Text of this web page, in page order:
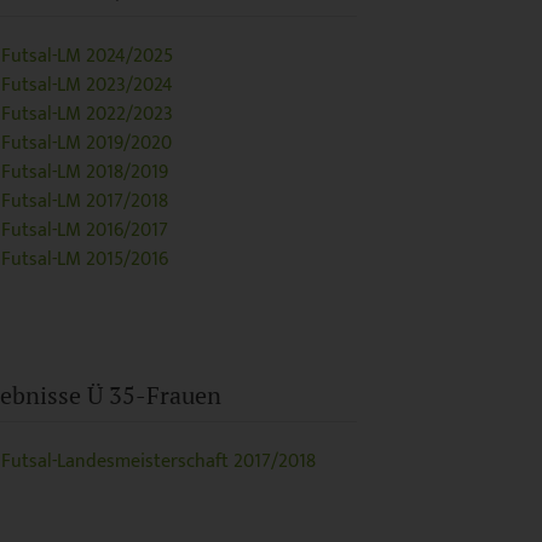
Futsal-LM 2024/2025
Futsal-LM 2023/2024
Futsal-LM 2022/2023
Futsal-LM 2019/2020
Futsal-LM 2018/2019
Futsal-LM 2017/2018
Futsal-LM 2016/2017
Futsal-LM 2015/2016
Ü 35-Frauen
Futsal-Landesmeisterschaft 2017/2018